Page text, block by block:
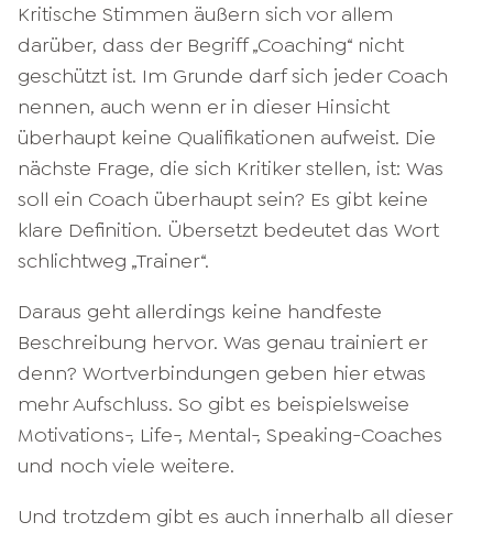
Kritische Stimmen äußern sich vor allem
darüber, dass der Begriff „Coaching“ nicht
geschützt ist. Im Grunde darf sich jeder Coach
nennen, auch wenn er in dieser Hinsicht
überhaupt keine Qualifikationen aufweist. Die
nächste Frage, die sich Kritiker stellen, ist: Was
soll ein Coach überhaupt sein? Es gibt keine
klare Definition. Übersetzt bedeutet das Wort
schlichtweg „Trainer“.
Daraus geht allerdings keine handfeste
Beschreibung hervor. Was genau trainiert er
denn? Wortverbindungen geben hier etwas
mehr Aufschluss. So gibt es beispielsweise
Motivations-, Life-, Mental-, Speaking-Coaches
und noch viele weitere.
Und trotzdem gibt es auch innerhalb all dieser